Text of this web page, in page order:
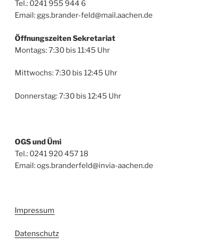
Tel.: 0241 955 944 6
Email: ggs.brander-feld@mail.aachen.de
Öffnungszeiten Sekretariat
Montags: 7:30 bis 11:45 Uhr
Mittwochs: 7:30 bis 12:45 Uhr
Donnerstag: 7:30 bis 12:45 Uhr
OGS und Ümi
Tel.: 0241 920 457 18
Email: ogs.branderfeld@invia-aachen.de
Impressum
Datenschutz